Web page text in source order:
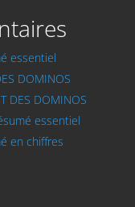
essentiel
DOMINOS
DES DOMINOS
essentiel
en chiffres